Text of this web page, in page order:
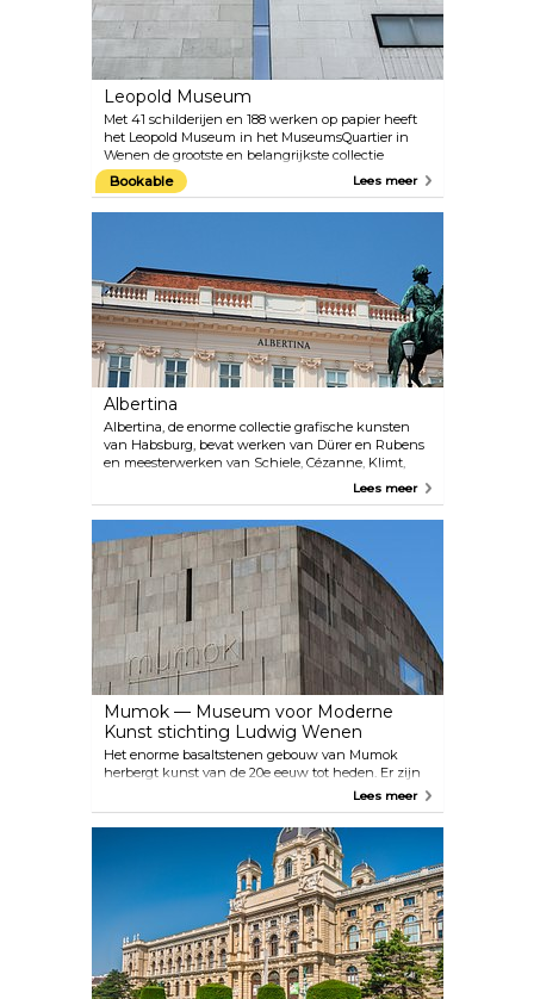
Leopold Museum
Met 41 schilderijen en 188 werken op papier heeft
het Leopold Museum in het MuseumsQuartier in
Wenen de grootste en belangrijkste collectie
werken van Egon Schiele ter wereld. De uitgebreide
collectie “Wenen 1900 en Art Nouveau” is een ander
hoogtepunt van het Leopold Museum. Vooral de
speciale tentoonstellingen presenteert ook
grootschalige tentoonstellingen van werk van
internationaal bekende kunstenaars. Het aanbod
wordt gecompleteerd door een goed gecureerde
museumwinkel en een café met een patio met
uitzicht op de binnenplaats van het
MuseumsQuartier.
Bookable Lees meer
Albertina
Albertina, de enorme collectie grafische kunsten
van Habsburg, bevat werken van Dürer en Rubens
en meesterwerken van Schiele, Cézanne, Klimt,
Kokoschka, Picasso en Rauschenberg. De
ontwikkeling van Monet en Picasso naar Gerhard
Richter en Georg Baselitz en presenteert
hoogtepunten uit de laatste 130 jaar
kunstgeschiedenis. Albertina heeft ook een
collectie architecturale werken en foto's (waaronder
Helmut Newton en Lisette Model), die te zien zijn
in speciale tentoonstellingen.
Lees meer
Mumok — Museum voor Moderne
Kunst stichting Ludwig Wenen
Het enorme basaltstenen gebouw van Mumok
herbergt kunst van de 20e eeuw tot heden. Er zijn
wisselende exposities van alles van klassieke
moderne kunst tot de essentiële artistieke genres
van de jaren 60 en 70, tot hedendaagse
kunstwerken uit de wereld van film, fotografie en
video. Sinds 2011 is hier ook een bioscoop gevestigd,
ontworpen door de kunstenaar Heimo Zobernig,
die zich richt op de relatie tussen beeldende kunst
Lees meer